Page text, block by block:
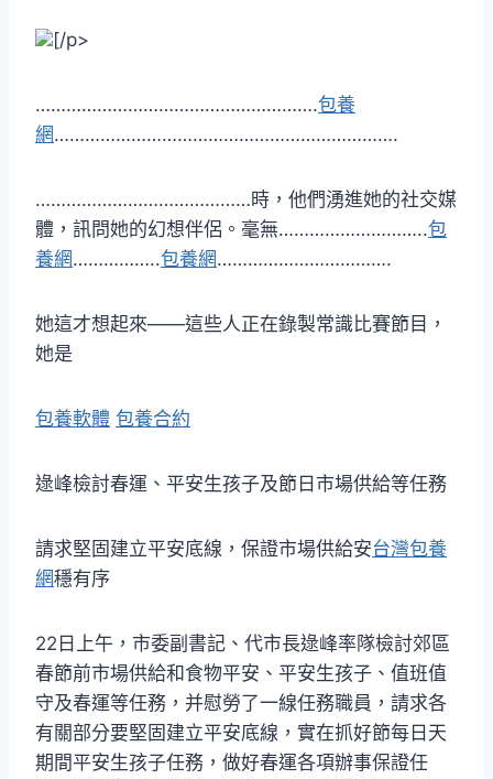
[/p>
……………………………………………….包養
網………………………………………………………….
……………………………………時，他們湧進她的社交媒
體，訊問她的幻想伴侶。毫無………………………..包
養網……………..包養網…………………………….
她這才想起來——這些人正在錄製常識比賽節目，
她是
包養軟體 包養合約
逯峰檢討春運、平安生孩子及節日市場供給等任務
請求堅固建立平安底線，保證市場供給安台灣包養
網穩有序
22日上午，市委副書記、代市長逯峰率隊檢討郊區
春節前市場供給和食物平安、平安生孩子、值班值
守及春運等任務，并慰勞了一線任務職員，請求各
有關部分要堅固建立平安底線，實在抓好節每日天
期間平安生孩子任務，做好春運各項辦事保證任